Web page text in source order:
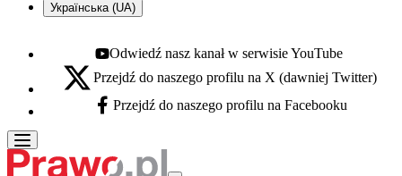
Українська (UA)
Youtube - otwiera się w nowej karcie
Odwiedź nasz kanał w serwisie YouTube
X - otwiera się w nowej karcie
Przejdź do naszego profilu na X (dawniej Twitter)
Facebook - otwiera się w nowej karcie
Przejdź do naszego profilu na Facebooku